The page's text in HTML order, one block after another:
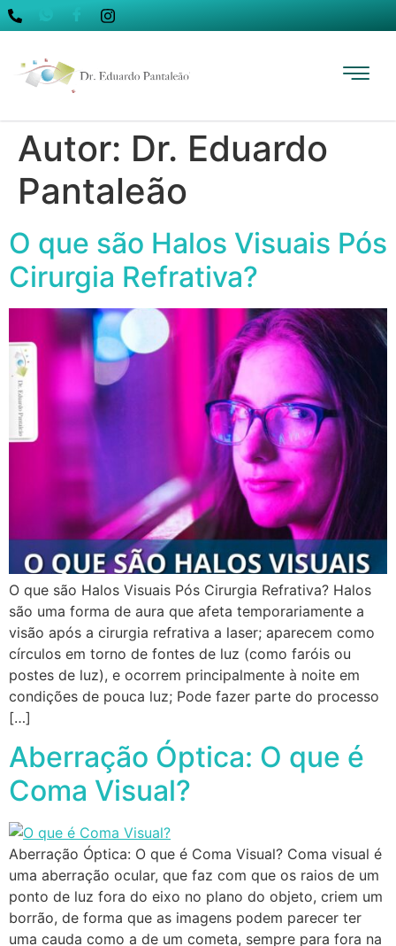
Autor: Dr. Eduardo
Pantaleão
O que são Halos Visuais Pós
Cirurgia Refrativa?
O que são Halos Visuais Pós Cirurgia Refrativa? Halos
são uma forma de aura que afeta temporariamente a
visão após a cirurgia refrativa a laser; aparecem como
círculos em torno de fontes de luz (como faróis ou
postes de luz), e ocorrem principalmente à noite em
condições de pouca luz; Pode fazer parte do processo
[…]
Aberração Óptica: O que é
Coma Visual?
Aberração Óptica: O que é Coma Visual? Coma visual é
uma aberração ocular, que faz com que os raios de um
ponto de luz fora do eixo no plano do objeto, criem um
borrão, de forma que as imagens podem parecer ter
uma cauda como a de um cometa, sempre para fora na